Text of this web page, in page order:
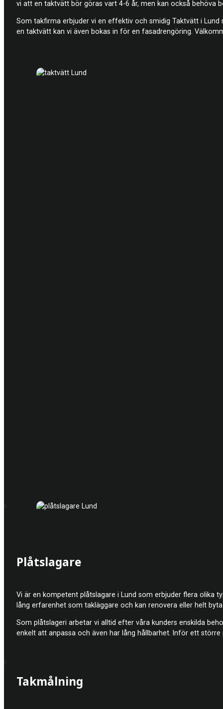
vi att en taktvätt bör göras vart 4-6 år, men kan också behöva
Som takfirma erbjuder vi en effektiv och smidig Taktvätt i
en taktvätt kan vi även bokas in för en fasadrengöring.
Plåtslagare
Vi är en kompetent plåtslagare i Lund som erbjuder flera olika
lång erfarenhet som takläggare och kan renovera eller helt
Som plåtslageri arbetar vi alltid efter våra kunders enskilda
enkelt att anpassa och även har lång hållbarhet. Inför ett
Takmålning